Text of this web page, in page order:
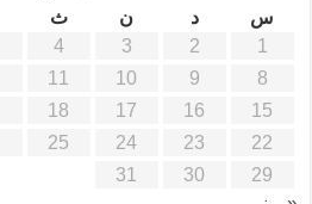
س
د ن ث
1
2
3
4
8
9
10
11
15
16
17
18
22
23
24
25
29
30
31